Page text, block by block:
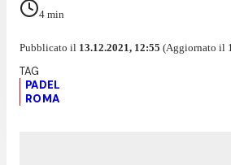
4 min
Pubblicato il 13.12.2021, 12:55 (Aggiornato il
PADEL
ROMA